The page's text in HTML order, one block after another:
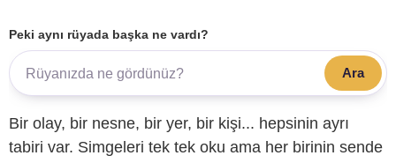
Peki aynı rüyada başka ne vardı?
Ara
Bir olay, bir nesne, bir yer, bir kişi... hepsinin ayrı
tabiri var. Simgeleri tek tek oku ama her birinin sende